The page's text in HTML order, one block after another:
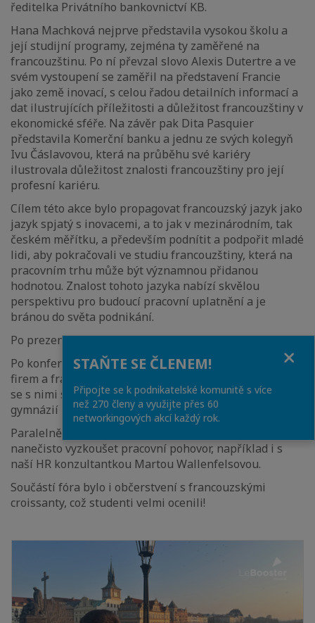
ředitelka Privátního bankovnictví KB.
Hana Machková nejprve představila vysokou školu a
její studijní programy, zejména ty zaměřené na
francouzštinu. Po ní převzal slovo Alexis Dutertre a ve
svém vystoupení se zaměřil na představení Francie
jako země inovací, s celou řadou detailních informací a
dat ilustrujících příležitosti a důležitost francouzštiny v
ekonomické sféře. Na závěr pak Dita Pasquier
představila Komerční banku a jednu ze svých kolegyň
Ivu Čáslavovou, která na průběhu své kariéry
ilustrovala důležitost znalosti francouzštiny pro její
profesní kariéru.
Cílem této akce bylo propagovat francouzský jazyk jako
jazyk spjatý s inovacemi, a to jak v mezinárodním, tak
českém měřítku, a především podnítit a podpořit mladé
lidi, aby pokračovali ve studiu francouzštiny, která na
pracovním trhu může být významnou přidanou
hodnotou. Znalost tohoto jazyka nabízí skvělou
perspektivu pro budoucí pracovní uplatnění a je
bránou do světa podnikání.
Po prezentacích byl prostor pro otázky a odpovědi.
Po konferenci se v atriu VŠE otevřelo fórum se stánky
firem a francouzsko-českých institucí, včetně FČOK, aby
se s nimi studenti VŠE, ale i studenti pražských
gymnázií mohli blíže seznámit.
Paralelně probíhaly ateliéry, kde si zájemci mohli
nanečisto vyzkoušet pracovní pohovor, například i s
naší HR konzultantkou Martou Wallenfelsovou.
Součástí fóra bylo i občerstvení s francouzskými
croissanty, což studenti velmi ocenili!
STAŇTE SE ČLENEM!
Připojte se k podnikatelské komunitě s více
než 270 členy a využijte přes 60
networkingových akcí každý rok.